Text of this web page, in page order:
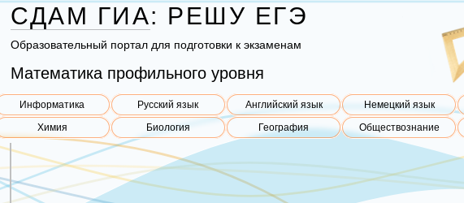
СДАМ ГИА: РЕШУ ЕГЭ
Об­ра­зо­ва­тель­ный пор­тал для под­го­тов­ки к эк­за­ме­нам
Математика профильного уровня
Информатика Русский язык Английский язык Немецкий язык
Химия Биология География Обществознание